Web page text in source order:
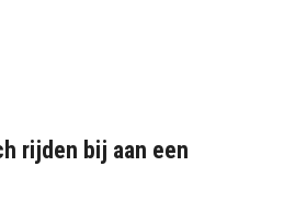
rijden bij aan een